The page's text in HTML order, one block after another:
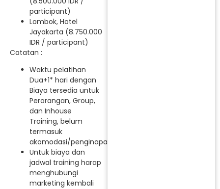
participant)
Lombok, Hotel
Jayakarta (8.750.000
IDR / participant)
Catatan :
Waktu pelatihan
Dua+1* hari dengan
Biaya tersedia untuk
Perorangan, Group,
dan Inhouse
Training, belum
termasuk
akomodasi/penginapan.
Untuk biaya dan
jadwal training harap
menghubungi
marketing kembali